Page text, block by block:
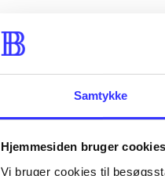
Samtykke
Hjemmesiden bruger cookies
Vi bruger cookies til